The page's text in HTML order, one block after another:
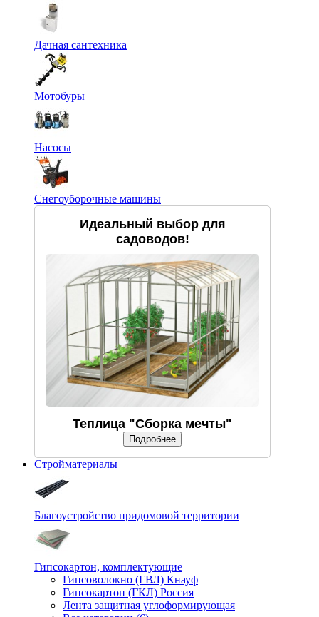
Дачная сантехника
Мотобуры
Насосы
Снегоуборочные машины
Идеальный выбор для
садоводов!
Теплица "Сборка мечты"
Подробнее
Стройматериалы
Благоустройство придомовой территории
Гипсокартон, комплектующие
Гипсоволокно (ГВЛ) Кнауф
Гипсокартон (ГКЛ) Россия
Лента защитная углоформирующая